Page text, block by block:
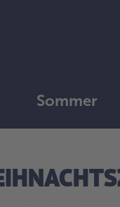
Sommer